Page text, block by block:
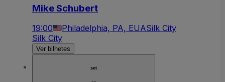
Mike Schubert
19:00 Philadelphia, PA, EUASilk City
Silk City
Ver bilhetes
set